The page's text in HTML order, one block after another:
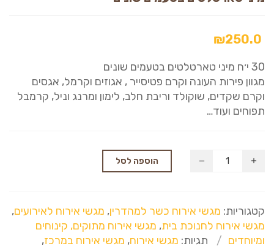
₪250.0
30 י׳ח מיני טארטלטים בטעמים שונים
מגוון פירות העונה וקרם פטיסייר , אגוזים וקרמל, אגסים
וקרם שקדים, שוקולד וריבת חלב, לימון ומרנג וניל, קרמבל
תפוחים ועוד…
הוספה לסל
קטגוריות: מגשי אירוח כשר למהדרין, מגשי אירוח לאירועים,
מגשי אירוח לחנוכת בית, מגשי אירוח מתוקים, קינוחים
ומיוחדים
תגיות: מגשי אירוח, מגשי אירוח במרכז,